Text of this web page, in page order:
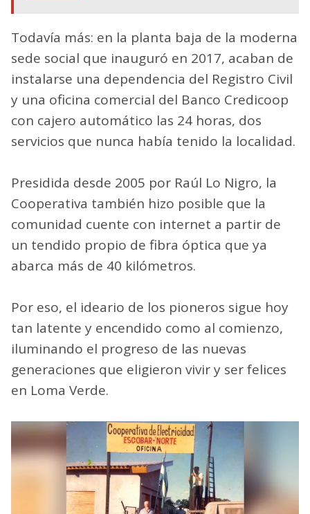
Todavía más: en la planta baja de la moderna
sede social que inauguró en 2017, acaban de
instalarse una dependencia del Registro Civil
y una oficina comercial del Banco Credicoop
con cajero automático las 24 horas, dos
servicios que nunca había tenido la localidad.
Presidida desde 2005 por Raúl Lo Nigro, la
Cooperativa también hizo posible que la
comunidad cuente con internet a partir de
un tendido propio de fibra óptica que ya
abarca más de 40 kilómetros.
Por eso, el ideario de los pioneros sigue hoy
tan latente y encendido como al comienzo,
iluminando el progreso de las nuevas
generaciones que eligieron vivir y ser felices
en Loma Verde.